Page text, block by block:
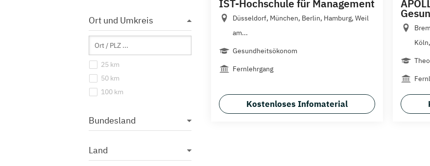
Ort und Umkreis
25 km
50 km
100 km
Bundesland
Land
IST-Hochschule für Management
Düsseldorf, München, Berlin, Hamburg, Weil
am...
Gesundheitsökonom
Fernlehrgang
Kostenloses Infomaterial